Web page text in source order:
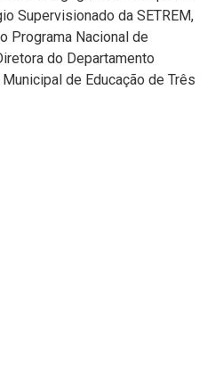
Supervisionado da SETREM,
Programa Nacional de
do Departamento
de Educação de Três